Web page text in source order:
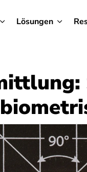
Lösungen